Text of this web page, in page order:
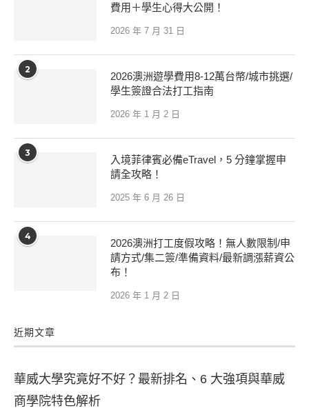
費用＋學生心得大公開！
2026 年 7 月 31 日
2
2026澳洲遊學費用8-12萬台幣/城市挑選/
學生簽證合法打工指南
2026 年 1 月 2 日
3
入境菲律賓必備eTravel，5 分鐘掌握申
請全攻略！
2025 年 6 月 26 日
4
2026澳洲打工度假攻略！無人數限制/申
請方式/集二簽/準備資料/最新調漲薪資公
布！
2026 年 1 月 2 日
近期文章
華威大學究竟好不好？最新排名、6 大強項與華威
商學院特色解析